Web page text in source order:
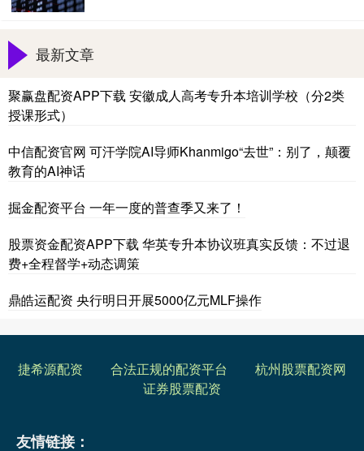
最新文章
聚赢盘配资APP下载 安徽成人高考专升本培训学校（分2类
授课形式）
中信配资官网 可汗学院AI导师Khanmigo“去世”：别了，颠覆
教育的AI神话
掘金配资平台 一年一度的普查季又来了！
股票资金配资APP下载 华英专升本协议班真实反馈：不过退
费+全程督学+动态调策
鼎皓运配资 央行明日开展5000亿元MLF操作
捷希源配资 合法正规的配资平台
杭州股票配资网
证券股票配资
友情链接：